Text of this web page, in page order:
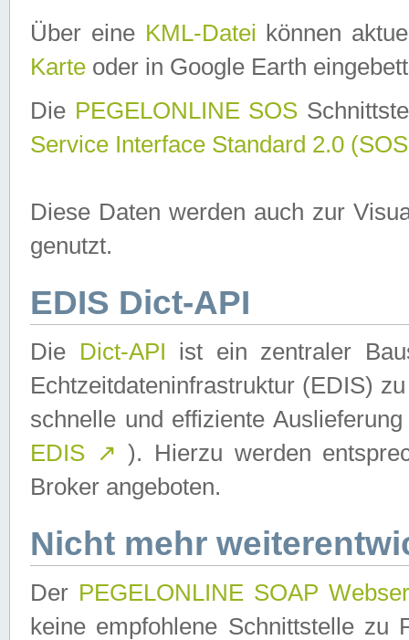
Über eine KML-Datei können
Karte oder in Google Earth
Die PEGELONLINE SOS
Service Interface Standard 2.0
Diese Daten werden auch zur
genutzt.
EDIS Dict-API
Die Dict-API ist ein zentraler
Echtzeitdateninfrastruktur (EDIS)
schnelle und effiziente
EDIS ↗ ). Hierzu werden
Broker angeboten.
Nicht mehr
Der PEGELONLINE SOAP
keine empfohlene Schnittstelle zu